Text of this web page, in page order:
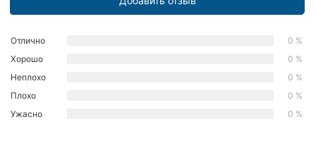
Николаев
Полтава
Отлично
0 %
Хорошо
0 %
Неплохо
0 %
Плохо
0 %
Ужасно
0 %